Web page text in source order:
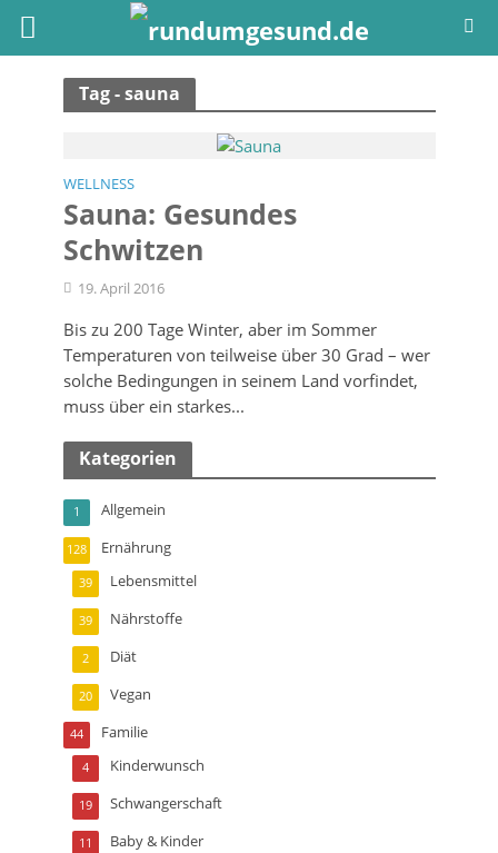
Tag - sauna
WELLNESS
Sauna: Gesundes
Schwitzen
19. April 2016
Bis zu 200 Tage Winter, aber im Sommer
Temperaturen von teilweise über 30 Grad – wer
solche Bedingungen in seinem Land vorfindet,
muss über ein starkes...
Kategorien
Allgemein
1
Ernährung
128
Lebensmittel
39
Nährstoffe
39
Diät
2
Vegan
20
Familie
44
Kinderwunsch
4
Schwangerschaft
19
Baby & Kinder
11